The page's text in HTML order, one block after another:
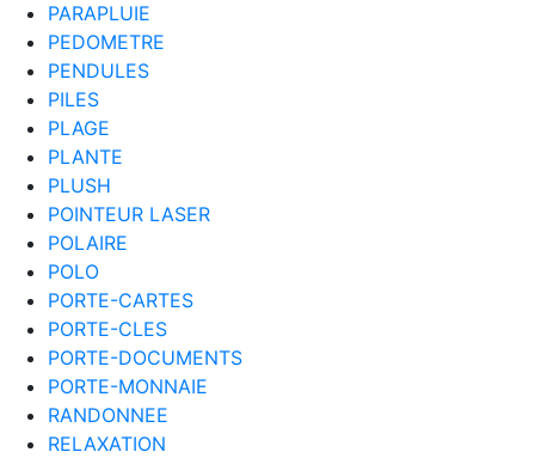
PARAPLUIE
PEDOMETRE
PENDULES
PILES
PLAGE
PLANTE
PLUSH
POINTEUR LASER
POLAIRE
POLO
PORTE-CARTES
PORTE-CLES
PORTE-DOCUMENTS
PORTE-MONNAIE
RANDONNEE
RELAXATION